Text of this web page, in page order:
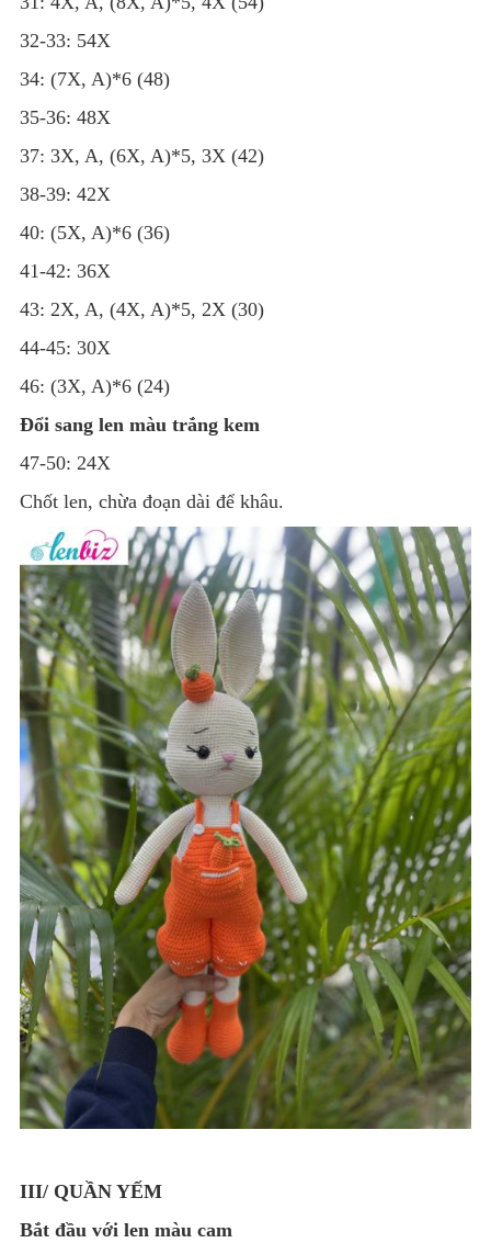
32-33: 54X
34: (7X, A)*6 (48)
35-36: 48X
37: 3X, A, (6X, A)*5, 3X (42)
38-39: 42X
40: (5X, A)*6 (36)
41-42: 36X
43: 2X, A, (4X, A)*5, 2X (30)
44-45: 30X
46: (3X, A)*6 (24)
Đổi sang len màu trắng kem
47-50: 24X
Chốt len, chừa đoạn dài để khâu.
III/ QUẦN YẾM
Bắt đầu với len màu cam